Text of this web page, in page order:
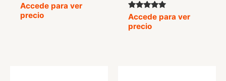
Accede para ver
precio
Valorado
con
5.00
Accede para ver
precio